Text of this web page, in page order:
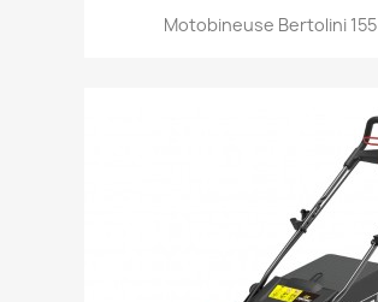
Aperçu rapide
Motobineuse Bertolini 155